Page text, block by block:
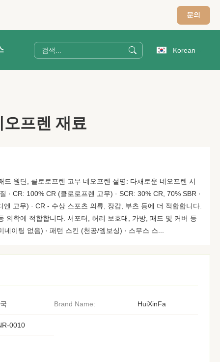
문의
Korean
프렌 재료
드 원단, 클로로프렌 고무 네오프렌 설명: 다채로운 네오프렌 시
· CR: 100% CR (클로로프렌 고무) · SCR: 30% CR, 70% SBR ·
고무) · CR - 수상 스포츠 의류, 장갑, 부츠 등에 더 적합합니다.
의학에 적합합니다. 서포터, 허리 보호대, 가방, 패드 및 커버 등
이팅 없음) · 패턴 스킨 (천공/엠보싱) · 스무스 스...
Brand Name: HuiXinFa
0010